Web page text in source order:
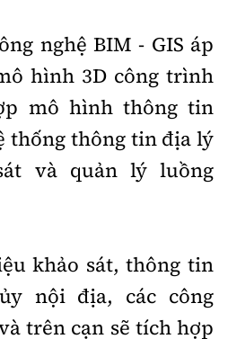
nghệ BIM - GIS áp
hình 3D công trình
mô hình thông tin
thống thông tin địa lý
và quản lý luồng
khảo sát, thông tin
nội địa, các công
trên cạn sẽ tích hợp